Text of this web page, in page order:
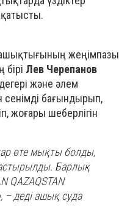
жеңімпазы
Лев Черепанов
және әлем
бағындырып,
жоғары шеберлігін
өте мықты болды,
Барлық
QAZAQSTAN
– деді ашық суда